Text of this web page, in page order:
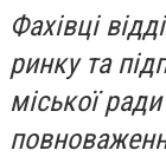
Фахівці
ринку та
міської